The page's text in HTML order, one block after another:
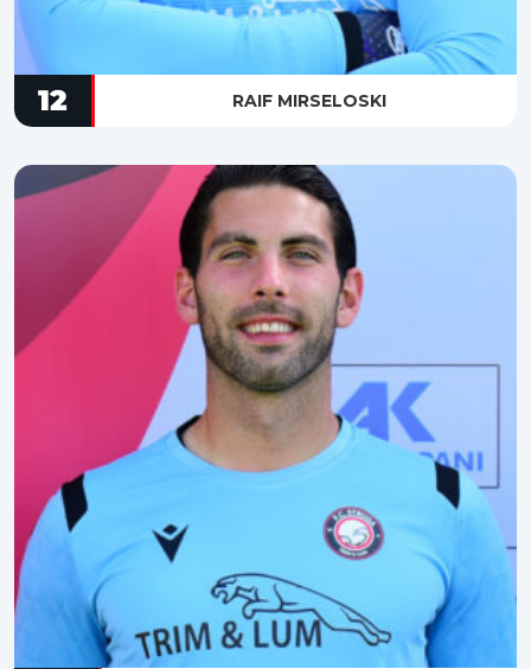
12 RAIF MIRSELOSKI